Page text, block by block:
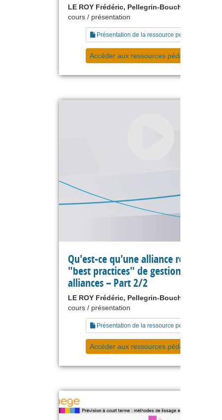
LE ROY Frédéric, Pellegrin-Boucher Estelle
cours / présentation
Présentation de la ressource pédagogique
Accéder aux ressources pédagogiques
Qu'est-ce qu'une alliance réussie :
"best practices" de gestion des
alliances – Part 2/2
LE ROY Frédéric, Pellegrin-Boucher Estelle
cours / présentation
Présentation de la ressource pédagogique
Accéder aux ressources pédagogiques